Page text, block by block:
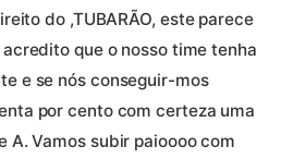
do ,TUBARÃO, este parece
que o nosso time tenha
e se nós conseguir-mos
por cento com certeza uma
A. Vamos subir paioooo com